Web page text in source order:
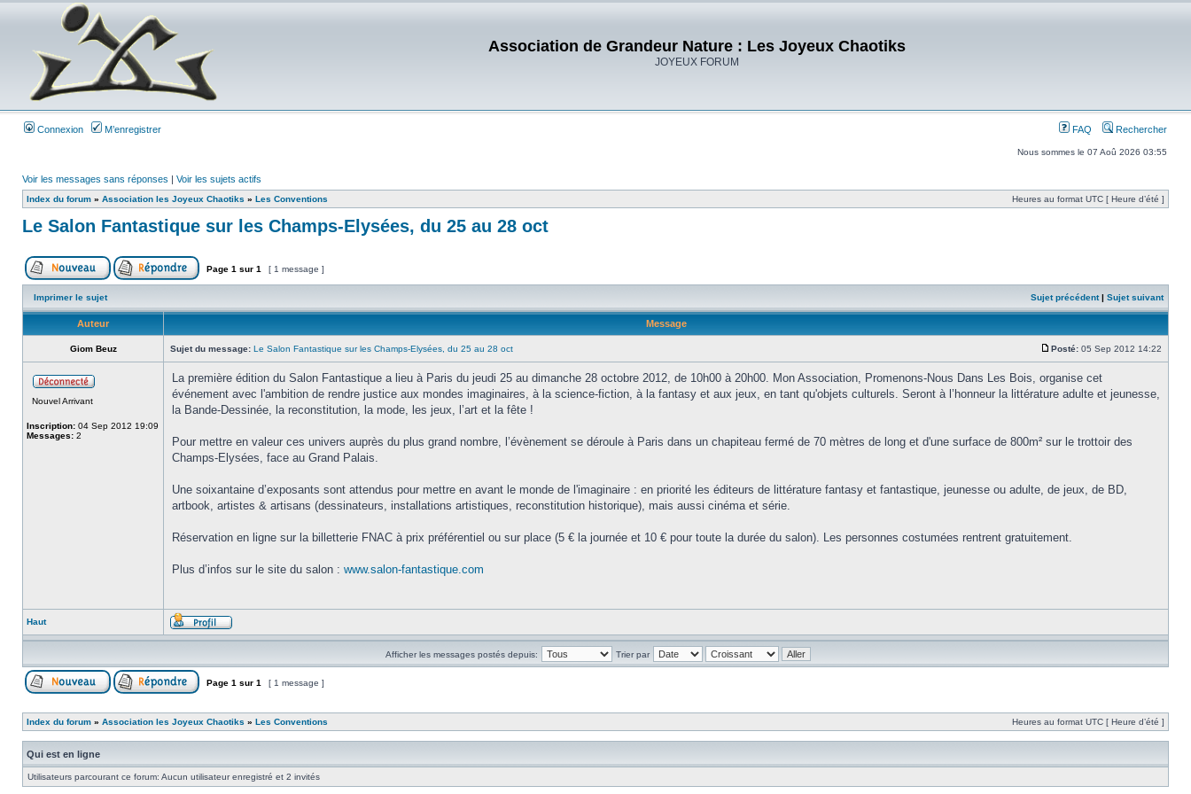
Association de Grandeur Nature : Les Joyeux Chaotiks
JOYEUX FORUM
Connexion M’enregistrer FAQ Rechercher
Nous sommes le 07 Aoû 2026 03:55
Voir les messages sans réponses | Voir les sujets actifs
Index du forum » Association les Joyeux Chaotiks » Les Conventions Heures au format UTC [ Heure d’été ]
Le Salon Fantastique sur les Champs-Elysées, du 25 au 28 oct
Page 1 sur 1 [ 1 message ]
Imprimer le sujet Sujet précédent| Sujet suivant
Auteur Message
Giom Beuz Sujet du message: Le Salon Fantastique sur les Champs-Elysées, du 25 au 28 oct Posté: 05 Sep 2012 14:22
Nouvel Arrivant
Inscription: 04 Sep 2012 19:09
Messages: 2
La première édition du Salon Fantastique a lieu à Paris du jeudi 25 au dimanche 28 octobre 2012, de 10h00 à 20h00. Mon Association, Promenons-Nous Dans Les Bois, organise cet
événement avec l'ambition de rendre justice aux mondes imaginaires, à la science-fiction, à la fantasy et aux jeux, en tant qu'objets culturels. Seront à l’honneur la littérature adulte et jeunesse,
la Bande-Dessinée, la reconstitution, la mode, les jeux, l’art et la fête !
Pour mettre en valeur ces univers auprès du plus grand nombre, l’évènement se déroule à Paris dans un chapiteau fermé de 70 mètres de long et d'une surface de 800m² sur le trottoir des
Champs-Elysées, face au Grand Palais.
Une soixantaine d’exposants sont attendus pour mettre en avant le monde de l'imaginaire : en priorité les éditeurs de littérature fantasy et fantastique, jeunesse ou adulte, de jeux, de BD,
artbook, artistes & artisans (dessinateurs, installations artistiques, reconstitution historique), mais aussi cinéma et série.
Réservation en ligne sur la billetterie FNAC à prix préférentiel ou sur place (5 € la journée et 10 € pour toute la durée du salon). Les personnes costumées rentrent gratuitement.
Plus d’infos sur le site du salon : www.salon-fantastique.com
Haut
Afficher les messages postés depuis: Trier par
Page 1 sur 1 [ 1 message ]
Index du forum » Association les Joyeux Chaotiks » Les Conventions Heures au format UTC [ Heure d’été ]
Qui est en ligne
Utilisateurs parcourant ce forum: Aucun utilisateur enregistré et 2 invités